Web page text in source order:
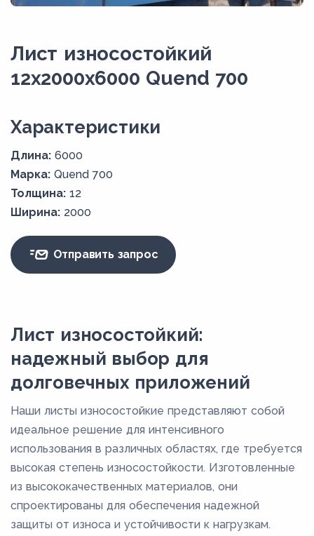
Лист износостойкий
12x2000x6000 Quend 700
Xарактеристики
Длина: 6000
Марка: Quend 700
Толщина: 12
Ширина: 2000
Отправить запрос
Лист износостойкий:
надежный выбор для
долговечных приложений
Наши листы износостойкие представляют собой
идеальное решение для интенсивного
использования в различных областях, где требуется
высокая степень износостойкости. Изготовленные
из высококачественных материалов, они
спроектированы для обеспечения надежной
защиты от износа и устойчивости к нагрузкам.